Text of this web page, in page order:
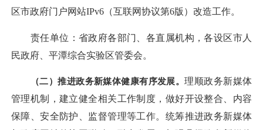
区市政府门户网站IPv6（互联网协议第6版）改造工作。
责任单位：省政府各部门、各直属机构，各设区市人
民政府、平潭综合实验区管委会。
（二）推进政务新媒体健康有序发展。理顺政务新媒体
管理机制，建立健全相关工作制度，做好开设整合、内容
保障、安全防护、监督管理等工作。统筹推进政务新媒体